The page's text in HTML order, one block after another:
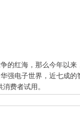
红海，那么今年以来
强电子世界，近七成
费者试用。